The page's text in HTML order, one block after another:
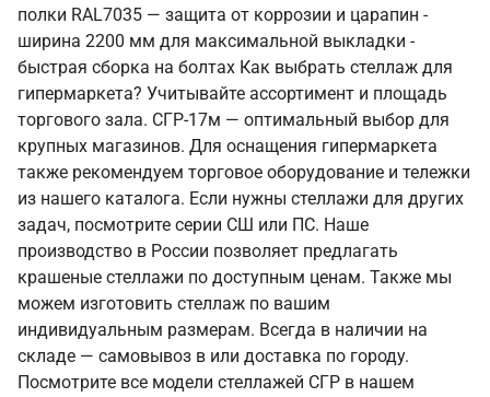
полки RAL7035 — защита от коррозии и царапин -
ширина 2200 мм для максимальной выкладки -
быстрая сборка на болтах Как выбрать стеллаж для
гипермаркета? Учитывайте ассортимент и площадь
торгового зала. СГР-17м — оптимальный выбор для
крупных магазинов. Для оснащения гипермаркета
также рекомендуем торговое оборудование и тележки
из нашего каталога. Если нужны стеллажи для других
задач, посмотрите серии СШ или ПС. Наше
производство в России позволяет предлагать
крашеные стеллажи по доступным ценам. Также мы
можем изготовить стеллаж по вашим
индивидуальным размерам. Всегда в наличии на
складе — самовывоз в или доставка по городу.
Посмотрите все модели стеллажей СГР в нашем